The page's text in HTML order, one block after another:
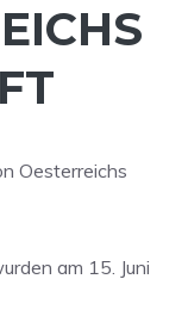
Oesterreichs
am 15. Juni